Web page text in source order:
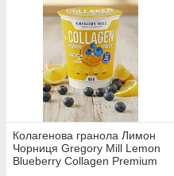
Колагенова гранола Лимон
Чорниця Gregory Mill Lemon
Blueberry Collagen Premium